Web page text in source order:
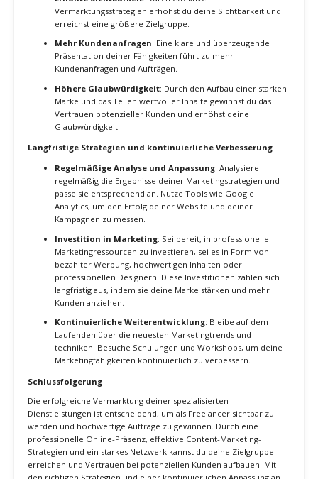
Marketingmaterialien. Positive Bewertungen sind ein starkes
Vertrauenssignal und können potenzielle Kunden
überzeugen, deine Dienstleistungen in Anspruch zu nehmen.
Umsetzbare Tipps zur Vermarktung
versende regelmäßig Newsletter mit nützlichen
Informationen und Updates zu deinen Dienstleistungen. E-
Mail-Marketing ist ein effektiver Weg, um Beziehungen zu
Professionelle Präsentationen
: Erstelle professionelle
Präsentationen, die deine Dienstleistungen und deine
Erfolge hervorheben. Diese Präsentationen können in
Verkaufsgesprächen, auf deiner Website oder bei
Veranstaltungen verwendet werden.
Profile auf Freelancing-Plattformen und sozialen
Netzwerken aktuell und vollständig sind. Verwende
ansprechende Bilder und detaillierte Beschreibungen deiner
Dienstleistungen und Erfahrungen.
Messbare Vorteile der erfolgreichen Vermarktung
Erhöhte Sichtbarkeit: Durch effektive
Vermarktungsstrategien erhöhst du deine Sichtbarkeit und
erreichst eine größere Zielgruppe.
Präsentation deiner Fähigkeiten führt zu mehr
Kundenanfragen und Aufträgen.
Höhere Glaubwürdigkeit: Durch den Aufbau einer starken
Marke und das Teilen wertvoller Inhalte gewinnst du das
Vertrauen potenzieller Kunden und erhöhst deine
Glaubwürdigkeit.